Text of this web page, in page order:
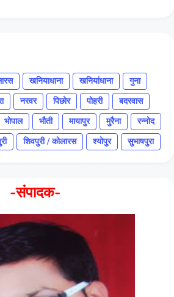
खनियाधाना खनियांधाना
गुना
नरवर पिछोर पोहरी
बदरवास
भोपाल भौती मायापुर मुरैना
रन्नोद
शिवपुरी / कोलारस श्योपुर सुभाषपुरा
-संपादक-